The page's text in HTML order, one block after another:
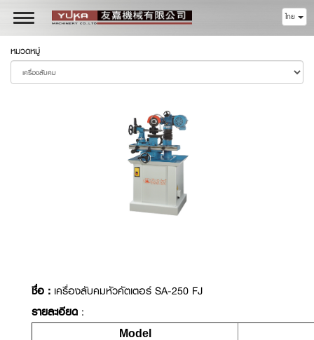
Toggle
navigation
ไทย
หมวดหมู่
ชื่อ : เครื่องลับคมหัวคัตเตอร์ SA-250 FJ
รายละเอียด :
Model